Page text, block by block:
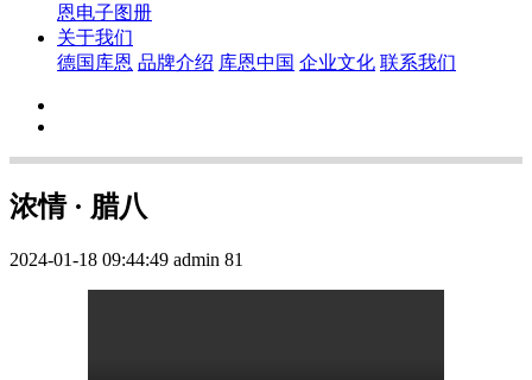
恩电子图册
关于我们
德国库恩 品牌介绍 库恩中国 企业文化 联系我们
浓情 · 腊八
2024-01-18 09:44:49 admin 81